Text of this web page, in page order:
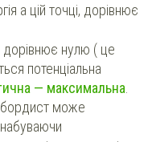
а цій точці, дорівнює
дорівнює нулю ( це
потенціальна
— максимальна.
може
набуваючи